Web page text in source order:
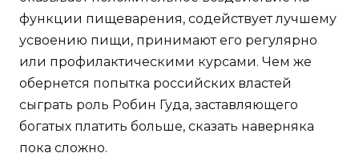
функции пищеварения, содействует лучшему
усвоению пищи, принимают его регулярно
или профилактическими курсами. Чем же
обернется попытка российских властей
сыграть роль Робин Гуда, заставляющего
богатых платить больше, сказать наверняка
пока сложно.